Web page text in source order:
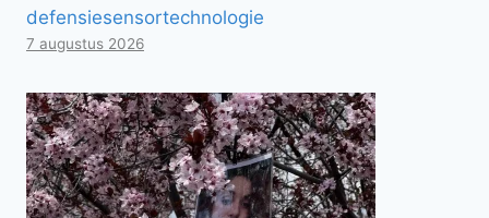
defensiesensortechnologie
7 augustus 2026